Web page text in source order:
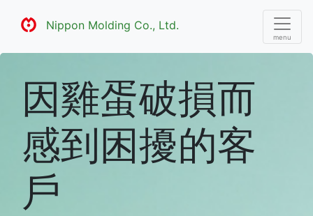
Nippon Molding Co., Ltd.
因雞蛋破損而
感到困擾的客
戶